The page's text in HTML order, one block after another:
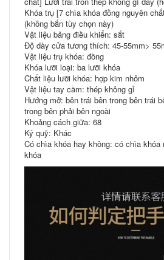
Khóa trụ [7 chìa khóa đồng nguyên
(không bắn tùy chọn này)
Vật liệu bảng điều khiển: sắt
Độ dày cửa tương thích: 45-55mm>
Vật liệu trụ khóa: đồng
Khóa lưỡi loại: ba lưỡi khóa
Chất liệu lưỡi khóa: hợp kim nhôm
Vật liệu tay cầm: thép không gỉ
Hướng mở: bên trái bên trong bên trái
trong bên phải bên ngoài
Khoảng cách giữa: 68
Ký quỹ: Khác
Có chìa khóa hay không: có chìa khóa
khóa